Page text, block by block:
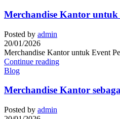
Merchandise Kantor untuk
Posted by admin
20/01/2026
Merchandise Kantor untuk Event
Continue reading
Blog
Merchandise Kantor
Posted by admin